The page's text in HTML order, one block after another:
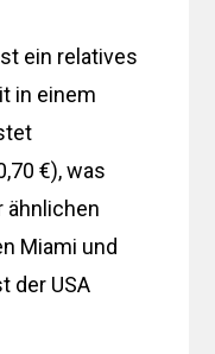
ein relatives
in einem
€), was
ähnlichen
Miami und
der USA